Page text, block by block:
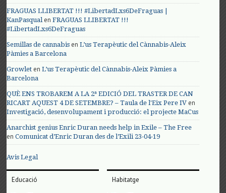
FRAGUAS LLIBERTAT !!! #LibertadLxs6DeFraguas |
KanPasqualenFRAGUAS LLIBERTAT !!!
#LibertadLxs6DeFraguas
Semillas de cannabis enL’us Terapèutic del Cànnabis-Aleix
Pàmies a Barcelona
Growlet enL’us Terapèutic del Cànnabis-Aleix Pàmies a
Barcelona
QUÈ ENS TROBAREM A LA 2ª EDICIÓ DEL TRASTER DE CAN
RICART AQUEST 4 DE SETEMBRE? – Taula de l'Eix Pere IV en
Investigació, desenvolupament i producció: el projecte MaCus
Anarchist genius Enric Duran needs help in Exile – The Free
enComunicat d’Enric Duran des de l’Exili 23-04-19
Avis Legal
Educació Habitatge